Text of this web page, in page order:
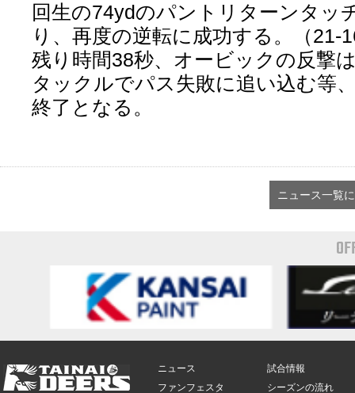
回生の74ydのパントリターンタッ
り、再度の逆転に成功する。（21-
残り時間38秒、オービックの反撃
タックルでパス失敗に追い込む等
終了となる。
ニュース一覧
ニュース
ファンフェスタ
試合情報
シーズンの流れ